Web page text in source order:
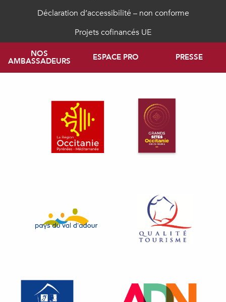
Déclaration d’accessibilité – non conforme
Projets cofinancés UE
NOS
AMBASSADEURS ESPACE PRO PRESSE